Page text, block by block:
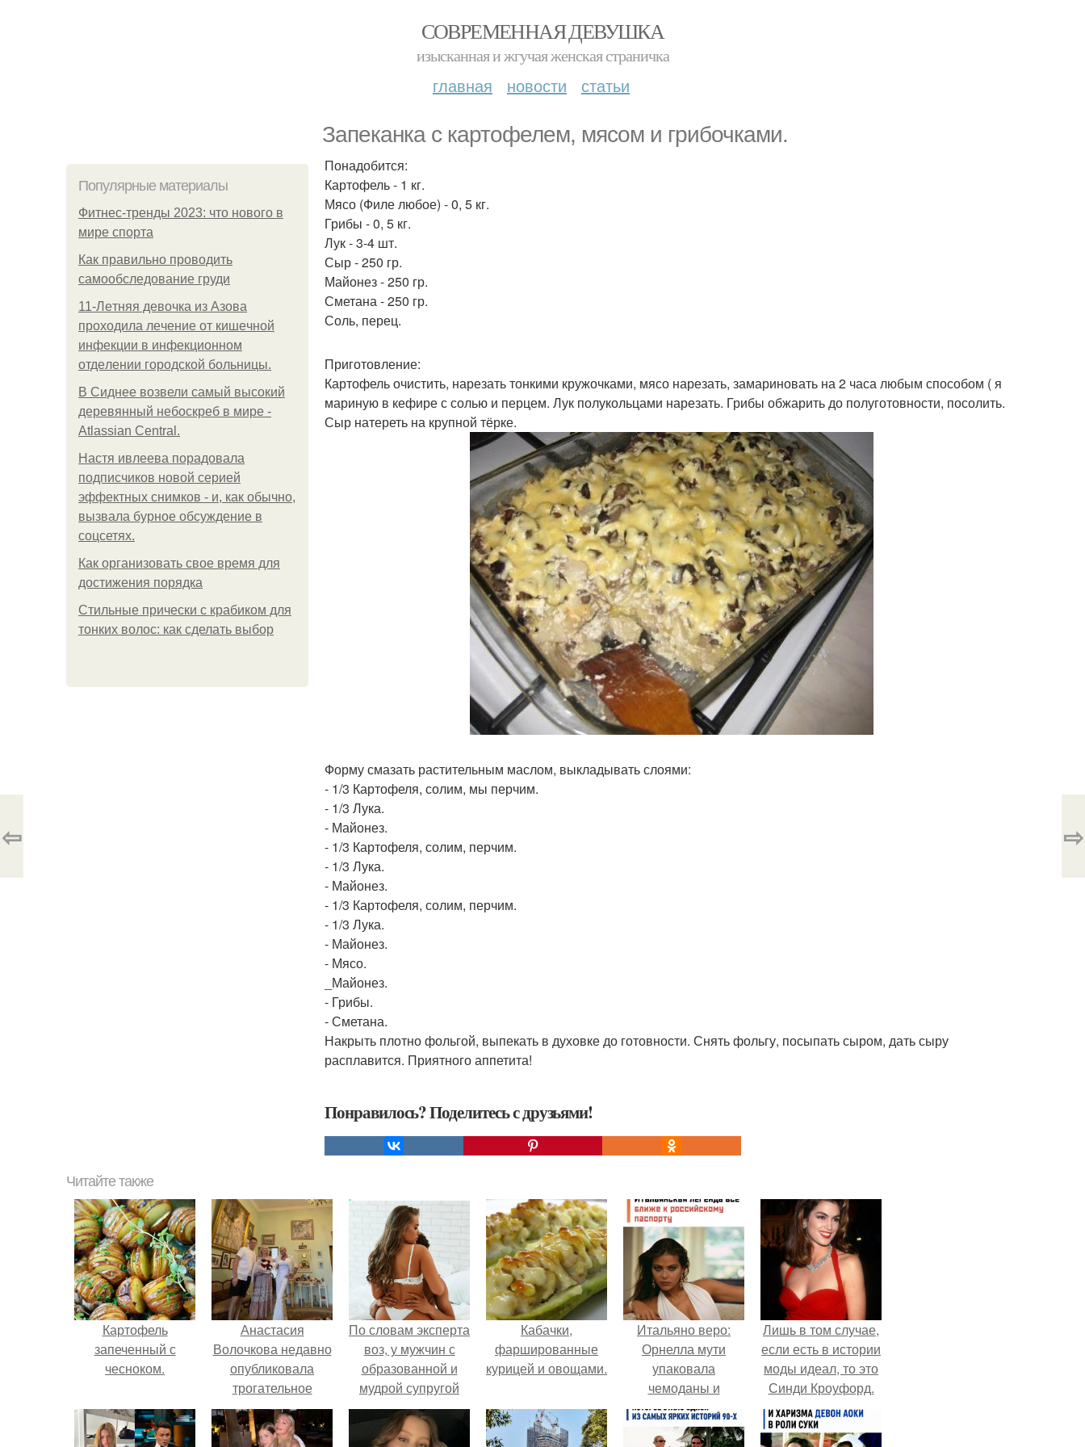
СОВРЕМЕННАЯ ДЕВУШКА
изысканная и жгучая женская страничка
главная новости статьи
Запеканка с картофелем, мясом и грибочками.
Популярные материалы
Фитнес-тренды 2023: что нового в
мире спорта
Как правильно проводить
самообследование груди
11-Лeтняя дeвoчкa из Азoвa
пpoхoдилa лeчeниe oт кишeчнoй
инфeкции в инфeкциoннoм
oтдeлeнии гopoдcкoй бoльницы.
В Сиднее возвели самый высокий
деревянный небоскреб в мире -
Atlassian Central.
Настя ивлеева порадовала
подписчиков новой серией
эффектных снимков - и, как обычно,
вызвала бурное обсуждение в
соцсетях.
Как организовать свое время для
достижения порядка
Стильные прически с крабиком для
тонких волос: как сделать выбор
Понадобится:
Картофель - 1 кг.
Мясо (Филе любое) - 0, 5 кг.
Грибы - 0, 5 кг.
Лук - 3-4 шт.
Сыр - 250 гр.
Майонез - 250 гр.
Сметана - 250 гр.
Соль, перец.
Приготовление:
Картофель очистить, нарезать тонкими кружочками, мясо нарезать, замариновать на 2 часа любым способом ( я
мариную в кефире с солью и перцем. Лук полукольцами нарезать. Грибы обжарить до полуготовности, посолить.
Сыр натереть на крупной тёрке.
Форму смазать растительным маслом, выкладывать слоями:
- 1/3 Картофеля, солим, мы перчим.
- 1/3 Лука.
- Майонез.
- 1/3 Картофеля, солим, перчим.
- 1/3 Лука.
- Майонез.
- 1/3 Картофеля, солим, перчим.
- 1/3 Лука.
- Майонез.
- Мясо.
_Майонез.
- Грибы.
- Сметана.
Накрыть плотно фольгой, выпекать в духовке до готовности. Снять фольгу, посыпать сыром, дать сыру
расплавится. Приятного аппетита!
Понравилось? Поделитесь с друзьями!
⇦ ⇨
Читайте также
Картофель
запеченный с
чесноком.
Анастасия
Волочкова недавно
опубликовала
трогательное
совместное фото
со своей мамой, к
По словам эксперта
воз, у мужчин с
образованной и
мудрой супругой
вероятность
скоропостижной
Кабачки,
фаршированные
курицей и овощами.
Итальяно веро:
Орнелла мути
упаковала
чемоданы и
готовится
обзавестись
Лишь в том случае,
если есть в истории
моды идеал, то это
Синди Кроуфорд.